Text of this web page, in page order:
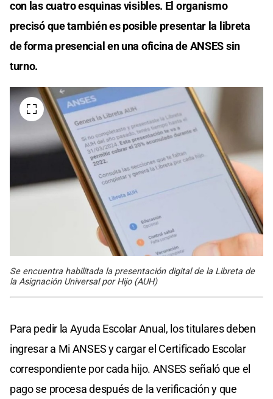
con las cuatro esquinas visibles. El organismo
precisó que también es posible presentar la libreta
de forma presencial en una oficina de ANSES sin
turno.
Se encuentra habilitada la presentación digital de la Libreta de
la Asignación Universal por Hijo (AUH)
Para pedir la Ayuda Escolar Anual, los titulares deben
ingresar a Mi ANSES y cargar el Certificado Escolar
correspondiente por cada hijo. ANSES señaló que el
pago se procesa después de la verificación y que